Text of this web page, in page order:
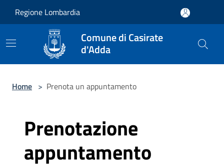
Regione Lombardia
Comune di Casirate
d'Adda
Home > Prenota un appuntamento
Prenotazione
appuntamento